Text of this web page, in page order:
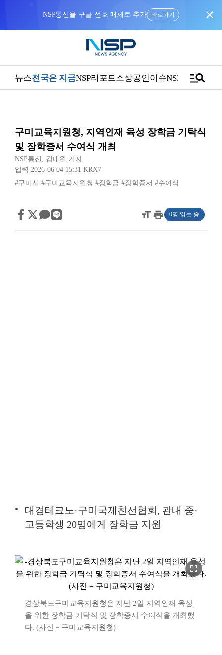
NSP통신을 구글 선호 매체로 추가 바로가기 close
뉴스전국은 지금NSP리포트소상공인이슈NSPTVmanage_search
구미교육지원청, 지역인재 육성 장학금 기탁식
및 장학증서 수여식 개최
NSP통신 , 김대원 기자
입력 2026-06-04 15:31 KRX7
#구미시
#구미교육지원청 #장학금 #장학증서 #수여식
format_sizeprint 0명 읽는 중
대경테크노·구미국제친선협회, 관내 중·
고등학생 20명에게 장학금 지원
fullscreen
경상북도구미교육지원청은 지난 2일 지역인재 육성
을 위한 장학금 기탁식 및 장학증서 수여식을 개최했
다. (사진 = 구미교육지원청)